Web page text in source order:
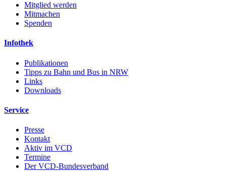
Mitglied werden
Mitmachen
Spenden
Infothek
Publikationen
Tipps zu Bahn und Bus in NRW
Links
Downloads
Service
Presse
Kontakt
Aktiv im VCD
Termine
Der VCD-Bundesverband